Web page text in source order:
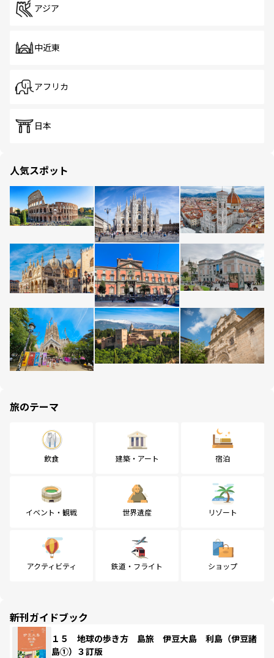
アジア
中近東
アフリカ
日本
人気スポット
旅のテーマ
飲食 建築・アート 宿泊
イベント・観戦 世界遺産 リゾート
アクティビティ 鉄道・フライト ショップ
新刊ガイドブック
１５ 地球の歩き方 島旅 伊豆大島 利島（伊豆諸
島①）３訂版